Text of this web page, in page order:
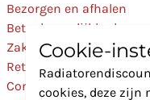
Bezorgen en afhalen
Betaalmogelijkheden
Zakelijk
Retourneren
Contact
Cookie-
cookies, deze zijn